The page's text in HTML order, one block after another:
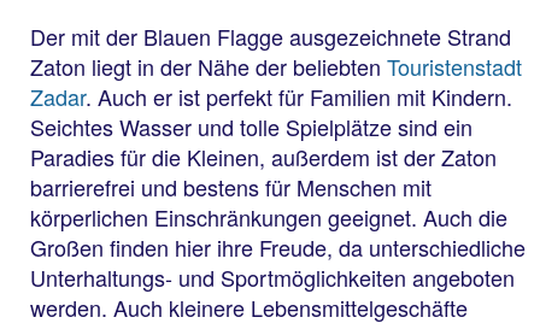
Der mit der Blauen Flagge ausgezeichnete Strand
Zaton liegt in der Nähe der beliebten Touristenstadt
Zadar. Auch er ist perfekt für Familien mit Kindern.
Seichtes Wasser und tolle Spielplätze sind ein
Paradies für die Kleinen, außerdem ist der Zaton
barrierefrei und bestens für Menschen mit
körperlichen Einschränkungen geeignet. Auch die
Großen finden hier ihre Freude, da unterschiedliche
Unterhaltungs- und Sportmöglichkeiten angeboten
werden. Auch kleinere Lebensmittelgeschäfte